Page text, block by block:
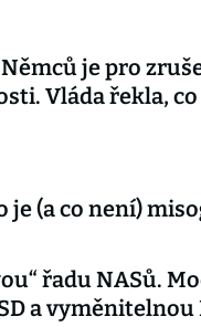
je pro
Vláda řekla,
je (a co není)
řadu NASů.
a vyměnitelnou